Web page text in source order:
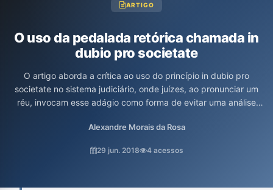
ARTIGO
O uso da pedalada retórica chamada in
dubio pro societate
O artigo aborda a crítica ao uso do princípio in dubio pro
societate no sistema judiciário, onde juízes, ao pronunciar um
réu, invocam esse adágio como forma de evitar uma análise
argumenta que essa prática se torna uma "pedalada retórica",
ameaçando os direitos dos acusados em um contexto que
Alexandre Morais da Rosa
29 jun. 2018 4 acessos